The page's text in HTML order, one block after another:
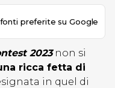
preferite su Google
2023non si
ricca fetta di
in quel di